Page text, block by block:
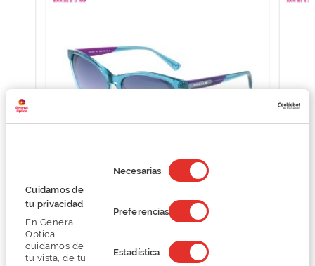
Cuidamos de
tu privacidad
En General
Optica
cuidamos de
tu vista, de tu
de
consentimiento
Necesarias
Preferencias
Estadística
75,75 €
101,00 €